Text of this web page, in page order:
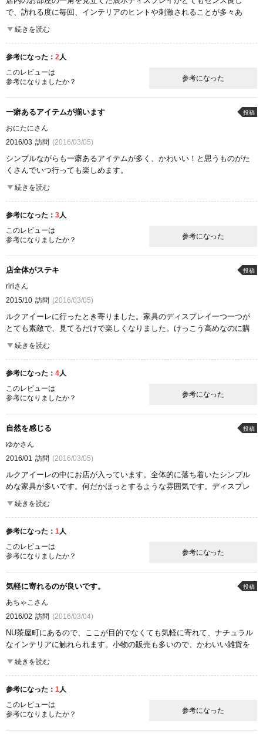
で、訪れる度に毎回、インテリアのヒントや刺激されることが多々あ
り！です。全体的にWoody&Naturalな温かみのあるCOZYな雰囲気が醸し
出されていて素敵です…
ここが良かった
商品の質
雰囲気
続きを読む
参考になった： 2人
このレビューは
参考になりましたか？
参考になった
一癖あるアイテムが揃います 投稿
おにたにさん
2016/03 訪問 (2016/03/05)
シンプルながらも一癖あるアイテムが多く、かわいい！と思うものがた
くさんでいつ行っても楽しめます。
ラグなどの敷物も種類豊富で、センスの良い柄ものもたくさんあって迷
ってしまいます。
るのでつい立ち寄ってしまいます。
ここが良かった
続きを読む
参考になった： 3人
このレビューは
参考になりましたか？
参考になった
店全体がステキ 投稿
ririさん
2015/10 訪問 (2016/03/05)
ルクアイーレに行ったとき寄りました。家具のディスプレイ一つ一つが
とても素敵で、見てるだけで楽しくなりました。けっこう高めなのに購
入している方が結構いたのもわかる気がします。ふらっと寄ってみるの
もいいかもです。
ここが良かった
品揃え
商品の質
続きを読む
参考になった： 4人
このレビューは
参考になりましたか？
参考になった
自然を感じる 投稿
ゆかさん
2016/01 訪問 (2016/03/05)
ルクアイーレの中にお店が入っています。全体的に落ち着いたシンプル
めな家具が多いです。何だかほっとするような雰囲気です。ディスプレ
イも上手なのでソファや家具が置いてあるのを見るとこんな感じの家に
住みたいなぁと思ってしまいました。
ここが良かった
商品の質
雰囲気
続きを読む
参考になった： 1人
このレビューは
参考になりましたか？
参考になった
気軽に寄れるのが良いです。 投稿
あちゃこさん
2016/02 訪問 (2016/03/04)
NU茶屋町にあるので、ここが目的でなくても気軽に寄れて、ナチュラル
なインテリアに触れられます。小物の販売も多いので、かわいい雑貨を
購入するついでにインテリアの参考になりそうな展示を楽しめるのが好
きです。
ここが良かった
雰囲気
続きを読む
参考になった： 1人
このレビューは
参考になりましたか？
参考になった